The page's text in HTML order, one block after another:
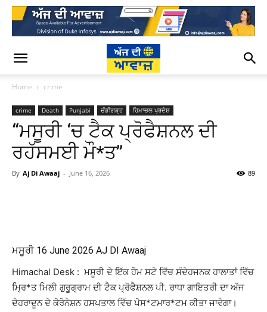
Home crime
crime Death Punjabi ਚੰਡੀਗੜ੍ਹ ਹਿਮਾਚਲ ਪ੍ਰਦੇਸ਼
“ਮਸੂਰੀ ‘ਚ ਟੈਕ ਪ੍ਰੋਫੈਸ਼ਨਲ ਦੀ
ਰਹੱਸਮਈ ਮੌ*ਤ”
By Aj Di Awaaj - June 16, 2026 89
ਮਸੂਰੀ 16 June 2026 AJ DI Awaaj
Himachal Desk : ਮਸੂਰੀ ਦੇ ਇੱਕ ਹੋਮ ਸਟੇ ਵਿੱਚ ਸੰਦੇਹਜਨਕ ਹਾਲਾਤਾਂ ਵਿੱਚ
ਮ੍ਰਿ*ਤ ਮਿਲੀ ਗੁਰੂਗ੍ਰਾਮ ਦੀ ਟੈਕ ਪ੍ਰੋਫੈਸ਼ਨਲ ਪੀ. ਰਾਧਾ ਗਾਇਤਰੀ ਦਾ ਅੱਜ
ਦੇਹਰਾਦੂਨ ਦੇ ਕੋਰੋਨੇਸ਼ਨ ਹਸਪਤਾਲ ਵਿੱਚ ਪੋਸ*ਟਮਾਰ*ਟਮ ਕੀਤਾ ਜਾਵੇਗਾ।